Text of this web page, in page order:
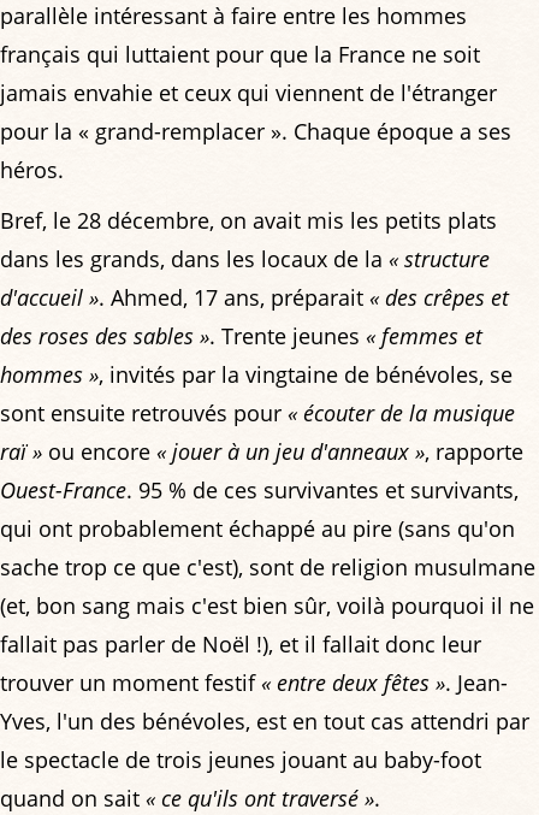
parallèle intéressant à faire entre les hommes
français qui luttaient pour que la France ne soit
jamais envahie et ceux qui viennent de l'étranger
pour la « grand-remplacer ». Chaque époque a ses
héros.
Bref, le 28 décembre, on avait mis les petits plats
dans les grands, dans les locaux de la « structure
d'accueil ». Ahmed, 17 ans, préparait « des crêpes et
des roses des sables ». Trente jeunes « femmes et
hommes », invités par la vingtaine de bénévoles, se
sont ensuite retrouvés pour « écouter de la musique
raï » ou encore « jouer à un jeu d'anneaux », rapporte
Ouest-France. 95 % de ces survivantes et survivants,
qui ont probablement échappé au pire (sans qu'on
sache trop ce que c'est), sont de religion musulmane
(et, bon sang mais c'est bien sûr, voilà pourquoi il ne
fallait pas parler de Noël !), et il fallait donc leur
trouver un moment festif« entre deux fêtes ». Jean-
Yves, l'un des bénévoles, est en tout cas attendri par
le spectacle de trois jeunes jouant au baby-foot
quand on sait « ce qu'ils ont traversé ».